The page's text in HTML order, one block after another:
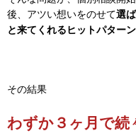
後、アツい想いをのせて選
と来てくれるヒットパター
その結果
わずか３ヶ月で続